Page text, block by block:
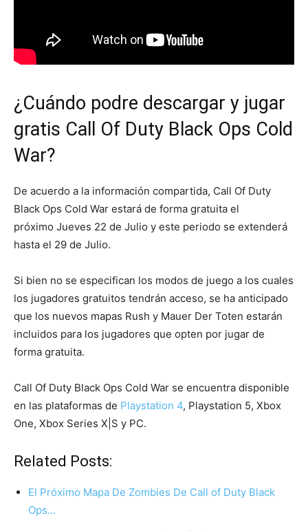
¿Cuándo podre descargar y jugar
gratis Call Of Duty Black Ops Cold
War?
De acuerdo a la información compartida, Call Of Duty
Black Ops Cold War estará de forma gratuita el
próximo Jueves 22 de Julio y este periodo se extenderá
hasta el 29 de Julio.
Si bien no se especifican los modos de juego a los cuales
los jugadores gratuitos tendrán acceso, se ha anticipado
que los nuevos mapas Rush y Mauer Der Toten estarán
incluidos para los jugadores que opten por jugar de
forma gratuita.
Call Of Duty Black Ops Cold War se encuentra disponible
en las plataformas de Playstation 4, Playstation 5, Xbox
One, Xbox Series X|S y PC.
Related Posts:
El Próximo Mapa De Zombies De Call of Duty Black
Ops…